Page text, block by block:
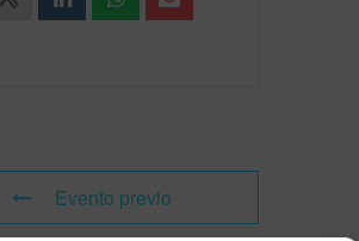
Evento previo